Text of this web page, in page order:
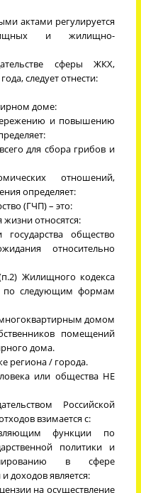
актами регулируется
и жилищно-
сферы ЖКХ,
следует отнести:
доме:
и повышению
для сбора грибов и
отношений,
определяет:
(ГЧП) – это:
относятся:
общество
относительно
Жилищного кодекса
по следующим формам
домом
помещений
дома.
региона / города.
или общества НЕ
Российской
взимается с:
функции по
политики и
в сфере
доходов является:
на осуществление